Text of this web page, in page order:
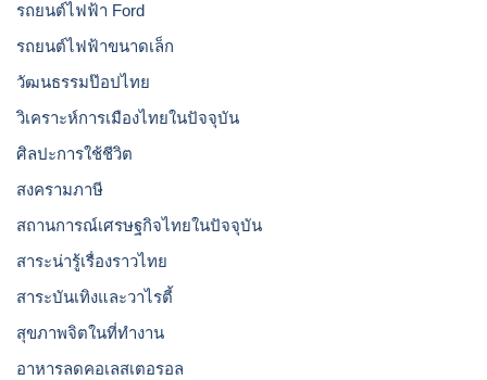
รถยนต์ไฟฟ้า Ford
รถยนต์ไฟฟ้าขนาดเล็ก
วัฒนธรรมป๊อปไทย
วิเคราะห์การเมืองไทยในปัจจุบัน
ศิลปะการใช้ชีวิต
สงครามภาษี
สถานการณ์เศรษฐกิจไทยในปัจจุบัน
สาระน่ารู้เรื่องราวไทย
สาระบันเทิงและวาไรตี้
สุขภาพจิตในที่ทำงาน
อาหารลดคอเลสเตอรอล